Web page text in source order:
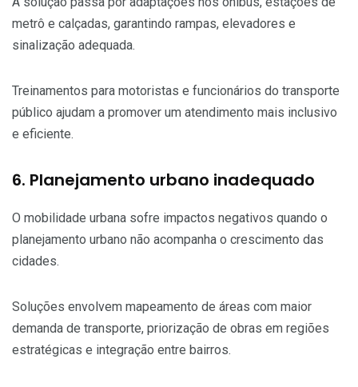
metrô e calçadas, garantindo rampas, elevadores e
sinalização adequada.
Treinamentos para motoristas e funcionários do transporte
público ajudam a promover um atendimento mais inclusivo
e eficiente.
6. Planejamento urbano inadequado
O mobilidade urbana sofre impactos negativos quando o
planejamento urbano não acompanha o crescimento das
cidades.
Soluções envolvem mapeamento de áreas com maior
demanda de transporte, priorização de obras em regiões
estratégicas e integração entre bairros.